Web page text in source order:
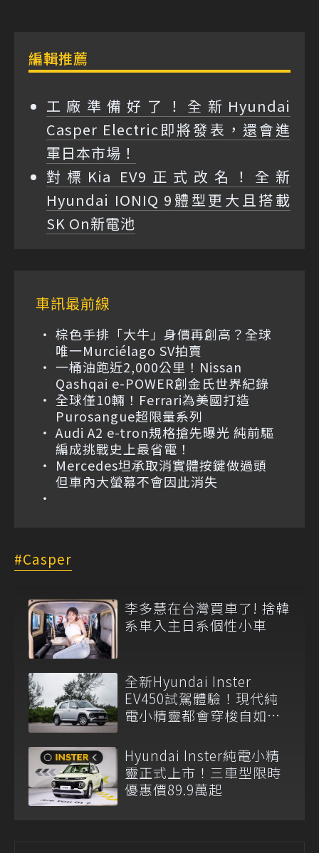
編輯推薦
工廠準備好了！全新Hyundai
Casper Electric即將發表，還會進
軍日本市場！
對標Kia EV9正式改名！全新
Hyundai IONIQ 9體型更大且搭載
SK On新電池
車訊最前線
棕色手排「大牛」身價再創高？全球
唯一Murciélago SV拍賣
一桶油跑近2,000公里！Nissan
Qashqai e-POWER創金氏世界紀錄
全球僅10輛！Ferrari為美國打造
Purosangue超限量系列
Audi A2 e-tron規格搶先曝光 純前驅
編成挑戰史上最省電！
Mercedes坦承取消實體按鍵做過頭
但車內大螢幕不會因此消失
Casper
李多慧在台灣買車了! 捨韓
系車入主日系個性小車
全新Hyundai Inster
EV450試駕體驗！現代純
電小精靈都會穿梭自如展
Hyundai Inster純電小精
靈正式上市！三車型限時
優惠價89.9萬起